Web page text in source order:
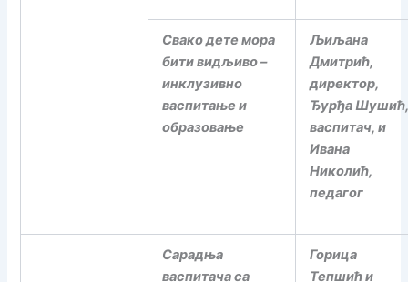
Свако дете мора
бити видљиво –
инклузивно
васпитање и
образовање
Љиљана
Дмитрић,
директор,
Ђурђа
васпитач, и
Ивана
Николић,
педагог
Сарадња
васпитача са
Горица
Тепшић и